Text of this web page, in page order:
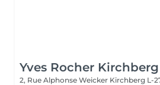
Yves Rocher Kirchberg
2, Rue Alphonse Weicker Kirchberg L-